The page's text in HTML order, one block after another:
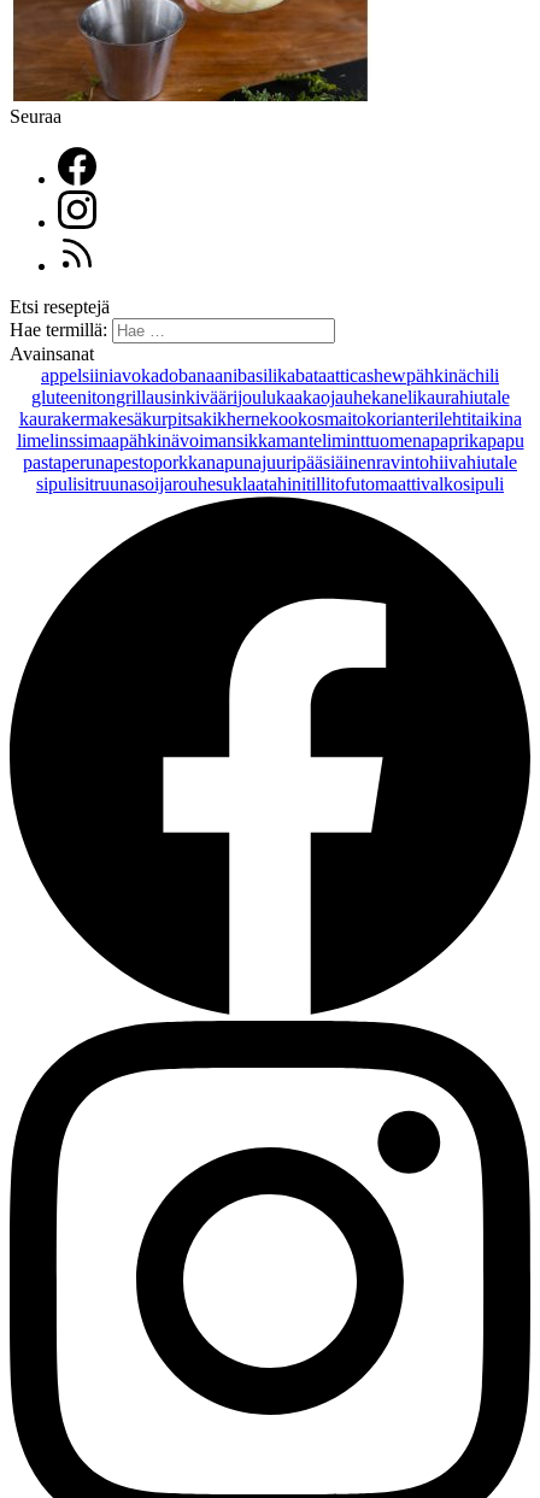
Seuraa
Etsi reseptejä
Hae termillä:
Avainsanat
appelsiiniavokadobanaanibasilikabataatticashewpähkinächili
gluteenitongrillausinkiväärijoulukaakaojauhekanelikaurahiutale
kaurakermakesäkurpitsakikhernekookosmaitokorianterilehtitaikina
limelinssimaapähkinävoimansikkamanteliminttuomenapaprikapapu
pastaperunapestoporkkanapunajuuripääsiäinenravintohiivahiutale
sipulisitruunasoijarouhesuklaatahinitillitofutomaattivalkosipuli